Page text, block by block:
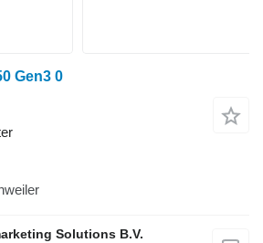
Gen3 0
Solutions B.V.